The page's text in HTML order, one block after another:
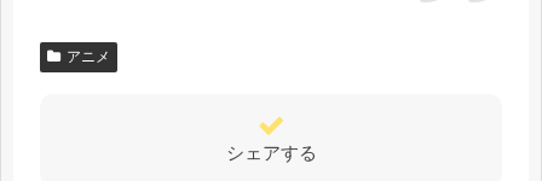
アニメ
シェアする